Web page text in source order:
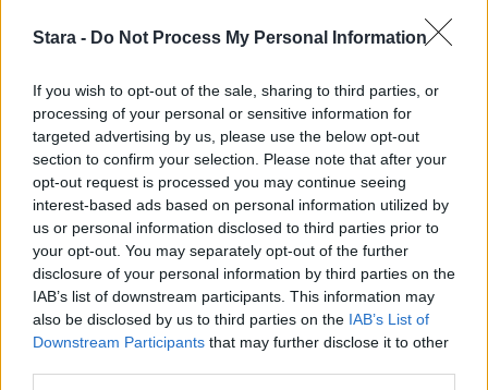
Stara - Do Not Process My Personal Information
If you wish to opt-out of the sale, sharing to third parties, or
processing of your personal or sensitive information for
targeted advertising by us, please use the below opt-out
section to confirm your selection. Please note that after your
opt-out request is processed you may continue seeing
interest-based ads based on personal information utilized by
us or personal information disclosed to third parties prior to
your opt-out. You may separately opt-out of the further
disclosure of your personal information by third parties on the
IAB’s list of downstream participants. This information may
also be disclosed by us to third parties on the IAB’s List of
Downstream Participants that may further disclose it to other